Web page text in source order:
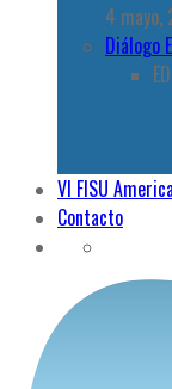
4 mayo,
Diálogo
VI FISU
Contacto